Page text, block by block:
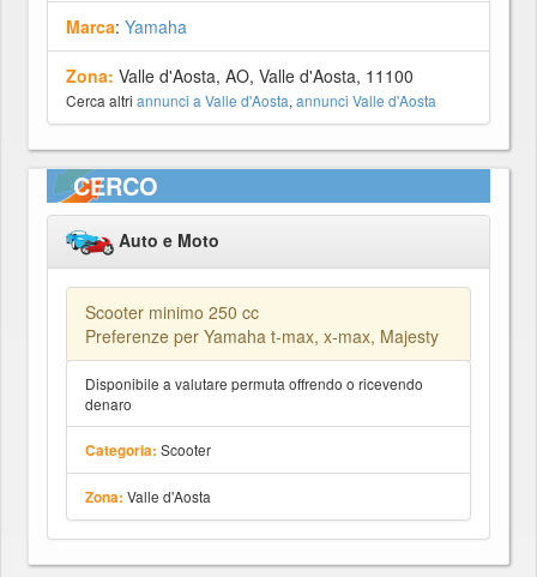
Marca: Yamaha
Zona: Valle d'Aosta, AO, Valle d'Aosta, 11100
Cerca altri annunci a Valle d'Aosta, annunci Valle d'Aosta
CERCO
Auto e Moto
Scooter minimo 250 cc
Preferenze per Yamaha t-max, x-max, Majesty
Disponibile a valutare permuta offrendo o ricevendo
denaro
Categoria: Scooter
Zona: Valle d'Aosta